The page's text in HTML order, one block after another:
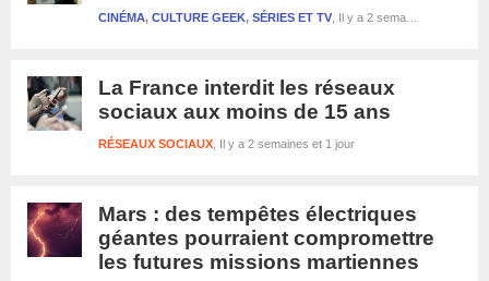
Il y a 2 semaines et 1 jour
CINÉMA, CULTURE GEEK, SÉRIES ET TV
La France interdit les réseaux
sociaux aux moins de 15 ans
Il y a 2 semaines et 1 jour
RÉSEAUX SOCIAUX
Mars : des tempêtes électriques
géantes pourraient compromettre
les futures missions martiennes